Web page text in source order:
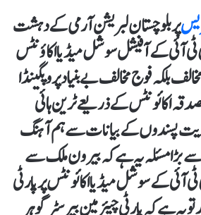
پر بلوچستان لبریشن آرمی کے دہشت
ٹی آئی کے آفیشل سوشل میڈیا اکاؤنٹس
فوج مخالف بے بنیاد پروپگینڈا
اکائونٹس کے ذریعے ٹرین ہائی
پسندوں کے بیانات سے ہم آہنگ
بڑا مسئلہ یہ ہے کہ بیرون ملک سے
کے سوشل میڈیا اکائونٹس پر پارٹی
یہ ہے کہ پارٹی چیئرمین بیرسٹر گوہر